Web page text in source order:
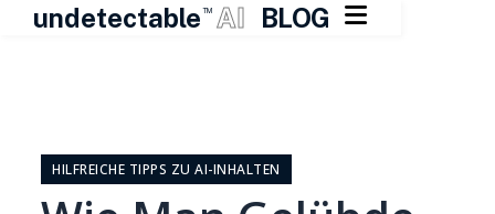
undetectable TM AI BLOG 
springenHILFREICHE TIPPS ZU AI-INHALTEN